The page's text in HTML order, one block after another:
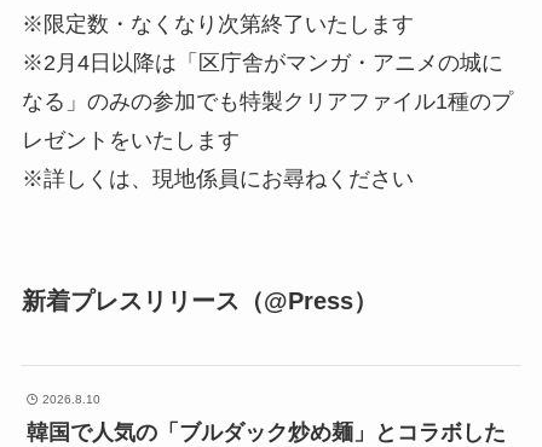
※限定数・なくなり次第終了いたします
※2月4日以降は「区庁舎がマンガ・アニメの城に
なる」のみの参加でも特製クリアファイル1種のプ
レゼントをいたします
※詳しくは、現地係員にお尋ねください
新着プレスリリース（@Press）
2026.8.10
韓国で人気の「ブルダック炒め麺」とコラボした